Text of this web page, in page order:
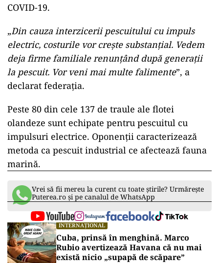
COVID-19.
„Din cauza interzicerii pescuitului cu impuls
electric, costurile vor creşte substanţial. Vedem
deja firme familiale renunţând după generaţii
la pescuit. Vor veni mai multe falimente”, a
declarat federaţia.
Peste 80 din cele 137 de traule ale flotei
olandeze sunt echipate pentru pescuitul cu
impulsuri electrice. Oponenţii caracterizează
metoda ca pescuit industrial ce afectează fauna
marină.
Vrei să fii mereu la curent cu toate știrile? Urmărește
Puterea.ro și pe canalul de WhatsApp
INTERNAȚIONAL
Cuba, prinsă în menghină. Marco
Rubio avertizează Havana că nu mai
există nicio „supapă de scăpare”